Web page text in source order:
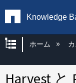
Knowledge
グローバ
ホーム
Harvest と